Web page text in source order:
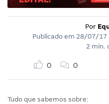
Por
Publicado em 28/07/17
2 min.
0 0
Tudo que sabemos sobre: